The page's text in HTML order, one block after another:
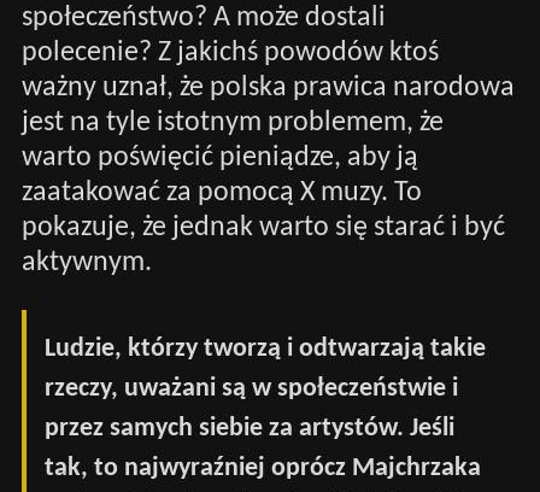
społeczeństwo? A może dostali
polecenie? Z jakichś powodów ktoś
ważny uznał, że polska prawica narodowa
jest na tyle istotnym problemem, że
warto poświęcić pieniądze, aby ją
zaatakować za pomocą X muzy. To
pokazuje, że jednak warto się starać i być
aktywnym.
Ludzie, którzy tworzą i odtwarzają takie
rzeczy, uważani są w społeczeństwie i
przez samych siebie za artystów. Jeśli
tak, to najwyraźniej oprócz Majchrzaka